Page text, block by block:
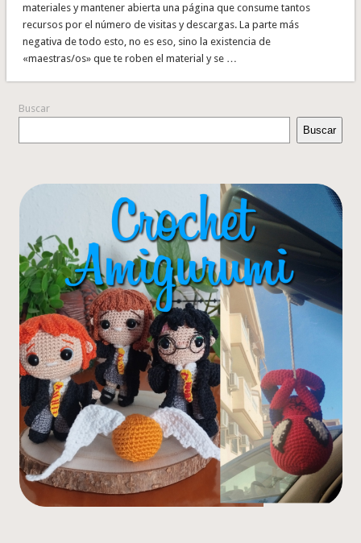
materiales y mantener abierta una página que consume tantos
recursos por el número de visitas y descargas. La parte más
negativa de todo esto, no es eso, sino la existencia de
«maestras/os» que te roben el material y se …
Buscar
Buscar